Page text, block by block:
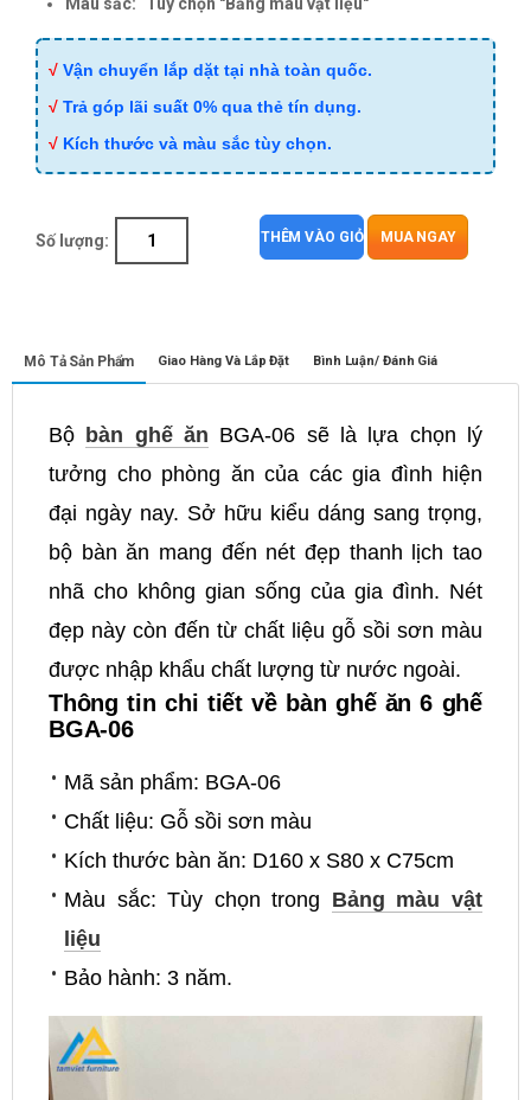
√ Vận chuyển lắp dặt tại nhà toàn quốc.
√ Trả góp lãi suất 0% qua thẻ tín dụng.
√ Kích thước và màu sắc tùy chọn.
Số lượng: THÊM VÀO GIỎ MUA NGAY
Mô Tả Sản Phẩm Giao Hàng Và Lắp Đặt Bình Luận/ Đánh Giá
Bộ bàn ghế ăn BGA-06 sẽ là lựa chọn lý
tưởng cho phòng ăn của các gia đình hiện
đại ngày nay. Sở hữu kiểu dáng sang trọng,
bộ bàn ăn mang đến nét đẹp thanh lịch tao
nhã cho không gian sống của gia đình. Nét
đẹp này còn đến từ chất liệu gỗ sồi sơn màu
được nhập khẩu chất lượng từ nước ngoài.
Thông tin chi tiết về bàn ghế ăn 6 ghế
BGA-06
Mã sản phẩm: BGA-06
Chất liệu: Gỗ sồi sơn màu
Kích thước bàn ăn: D160 x S80 x C75cm
Màu sắc: Tùy chọn trong Bảng màu vật
liệu
Bảo hành: 3 năm.